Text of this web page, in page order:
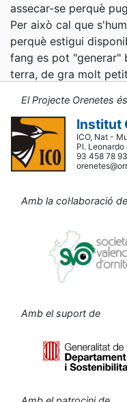
assecar-se perquè
Per això cal que
perquè estigui
fang es pot "generar"
terra, de gra molt
El Projecte Orenetes
Institut
ICO, Nat -
Pl.
93 458 78 93
Amb la col·laboració de
Amb el suport de